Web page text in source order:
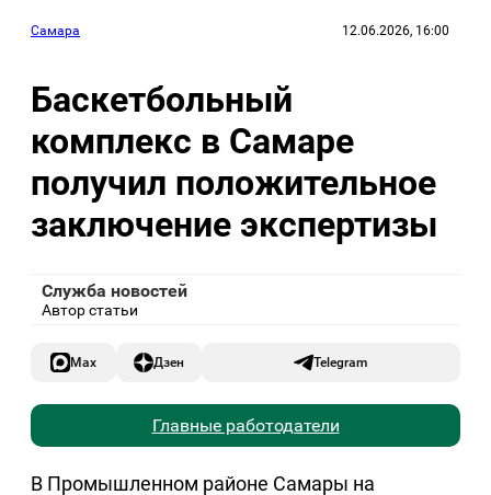
Самара 12.06.2026, 16:00
Баскетбольный
комплекс в Самаре
получил положительное
заключение экспертизы
Служба новостей
Автор статьи
Max Дзен Telegram
Главные работодатели
В Промышленном районе Самары на